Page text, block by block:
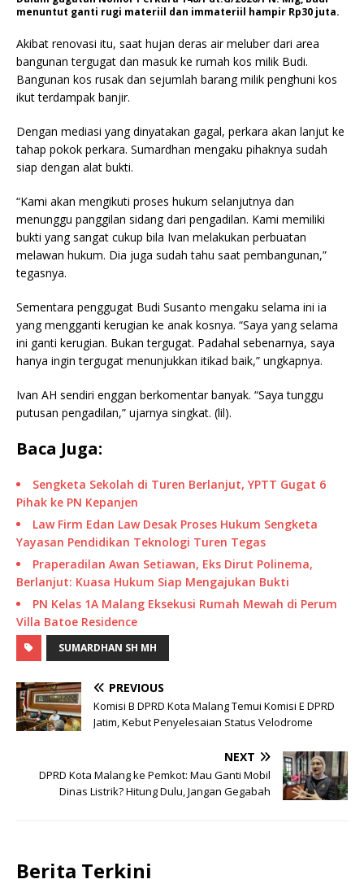
menuntut ganti rugi materiil dan immateriil hampir Rp30 juta.
Akibat renovasi itu, saat hujan deras air meluber dari area
bangunan tergugat dan masuk ke rumah kos milik Budi.
Bangunan kos rusak dan sejumlah barang milik penghuni kos
ikut terdampak banjir.
Dengan mediasi yang dinyatakan gagal, perkara akan lanjut ke
tahap pokok perkara. Sumardhan mengaku pihaknya sudah
siap dengan alat bukti.
“Kami akan mengikuti proses hukum selanjutnya dan
menunggu panggilan sidang dari pengadilan. Kami memiliki
bukti yang sangat cukup bila Ivan melakukan perbuatan
melawan hukum. Dia juga sudah tahu saat pembangunan,”
tegasnya.
Sementara penggugat Budi Susanto mengaku selama ini ia
yang mengganti kerugian ke anak kosnya. “Saya yang selama
ini ganti kerugian. Bukan tergugat. Padahal sebenarnya, saya
hanya ingin tergugat menunjukkan itikad baik,” ungkapnya.
Ivan AH sendiri enggan berkomentar banyak. “Saya tunggu
putusan pengadilan,” ujarnya singkat. (lil).
Baca Juga:
Sengketa Sekolah di Turen Berlanjut, YPTT Gugat 6
Pihak ke PN Kepanjen
Law Firm Edan Law Desak Proses Hukum Sengketa
Yayasan Pendidikan Teknologi Turen Tegas
Praperadilan Awan Setiawan, Eks Dirut Polinema,
Berlanjut: Kuasa Hukum Siap Mengajukan Bukti
PN Kelas 1A Malang Eksekusi Rumah Mewah di Perum
Villa Batoe Residence
SUMARDHAN SH MH
PREVIOUS
Komisi B DPRD Kota Malang Temui Komisi E DPRD
Jatim, Kebut Penyelesaian Status Velodrome
NEXT
DPRD Kota Malang ke Pemkot: Mau Ganti Mobil
Dinas Listrik? Hitung Dulu, Jangan Gegabah
Berita Terkini